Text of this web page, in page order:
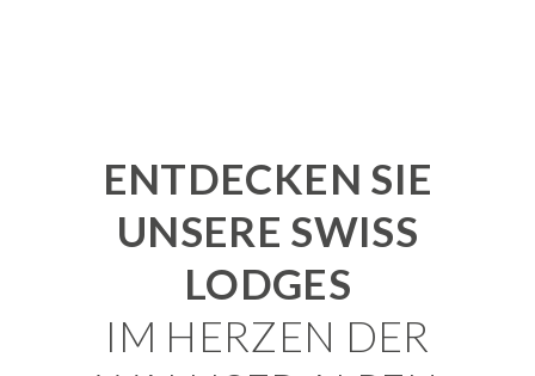
ENTDECKEN SIE
UNSERE SWISS
LODGES
IM HERZEN DER